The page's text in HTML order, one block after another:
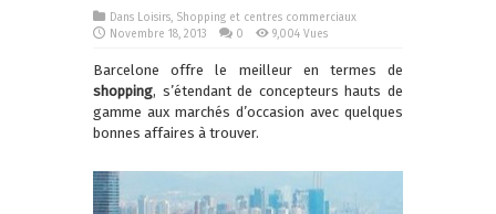
Dans Loisirs, Shopping et centres commerciaux
Novembre 18, 2013
0 9,004 Vues
Barcelone offre le meilleur en termes de
shopping, s’étendant de concepteurs hauts de
gamme aux marchés d’occasion avec quelques
bonnes affaires à trouver.